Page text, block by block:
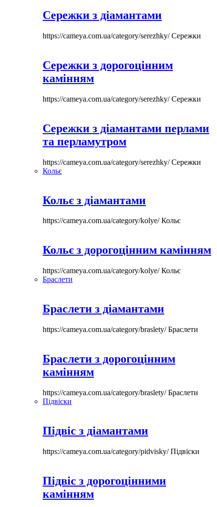
Сережки з діамантами
https://cameya.com.ua/category/serezhky/Сережки
Сережки з дорогоцінним
камінням
https://cameya.com.ua/category/serezhky/Сережки
Сережки з діамантами перлами
та перламутром
https://cameya.com.ua/category/serezhky/Сережки
Кольє
Кольє з діамантами
https://cameya.com.ua/category/kolye/Кольє
Кольє з дорогоцінним камінням
https://cameya.com.ua/category/kolye/Кольє
Браслети
Браслети з діамантами
https://cameya.com.ua/category/braslety/Браслети
Браслети з дорогоцінним
камінням
https://cameya.com.ua/category/braslety/Браслети
Підвіски
Підвіс з діамантами
https://cameya.com.ua/category/pidvisky/Підвіски
Підвіс з дорогоцінними
камінням